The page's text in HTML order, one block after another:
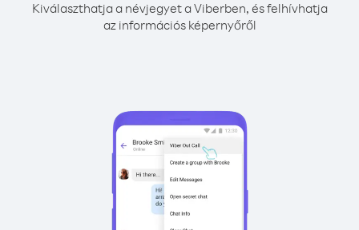
Kiválaszthatja a névjegyet a Viberben, és felhívhatja
az információs képernyőről